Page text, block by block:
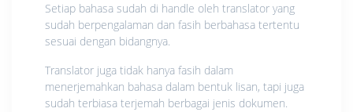
Setiap bahasa sudah di handle oleh translator yang
sudah berpengalaman dan fasih berbahasa tertentu
sesuai dengan bidangnya.
Translator juga tidak hanya fasih dalam
menerjemahkan bahasa dalam bentuk lisan, tapi juga
sudah terbiasa terjemah berbagai jenis dokumen.